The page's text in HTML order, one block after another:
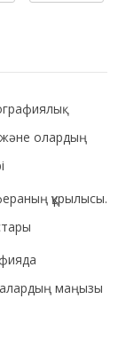
олардың
құрылысы.
маңызы